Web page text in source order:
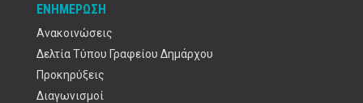
ΕΝΗΜΈΡΩΣΗ
Ανακοινώσεις
Δελτία Τύπου Γραφείου Δημάρχου
Προκηρύξεις
Διαγωνισμοί